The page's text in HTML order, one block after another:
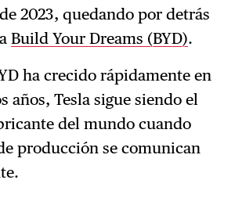
2023, quedando por detrás
Build Your Dreams (BYD).
ha crecido rápidamente en
años, Tesla sigue siendo el
del mundo cuando
producción se comunican